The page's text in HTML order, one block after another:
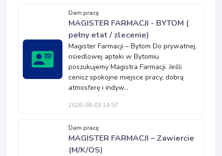
Dam pracę
MAGISTER FARMACJI - BYTOM (
pełny etat / zlecenie)
Magister Farmacji – Bytom Do prywatnej,
osiedlowej apteki w Bytomiu
poszukujemy Magistra Farmacji. Jeśli
cenisz spokojne miejsce pracy, dobrą
atmosferę i indyw...
2026-08-03 14:57
Dam pracę
MAGISTER FARMACJI – Zawiercie
(M/K/OS)